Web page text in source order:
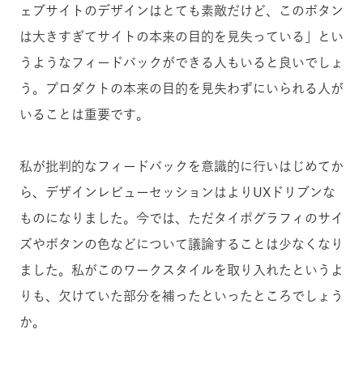
ェブサイトのデザインはとても素敵だけど、このボタン
は大きすぎてサイトの本来の目的を見失っている」とい
うようなフィードバックができる人もいると良いでしょ
う。プロダクトの本来の目的を見失わずにいられる人が
いることは重要です。
私が批判的なフィードバックを意識的に行いはじめてか
ら、デザインレビューセッションはよりUXドリブンな
ものになりました。今では、ただタイポグラフィのサイ
ズやボタンの色などについて議論することは少なくなり
ました。私がこのワークスタイルを取り入れたというよ
りも、欠けていた部分を補ったといったところでしょう
か。